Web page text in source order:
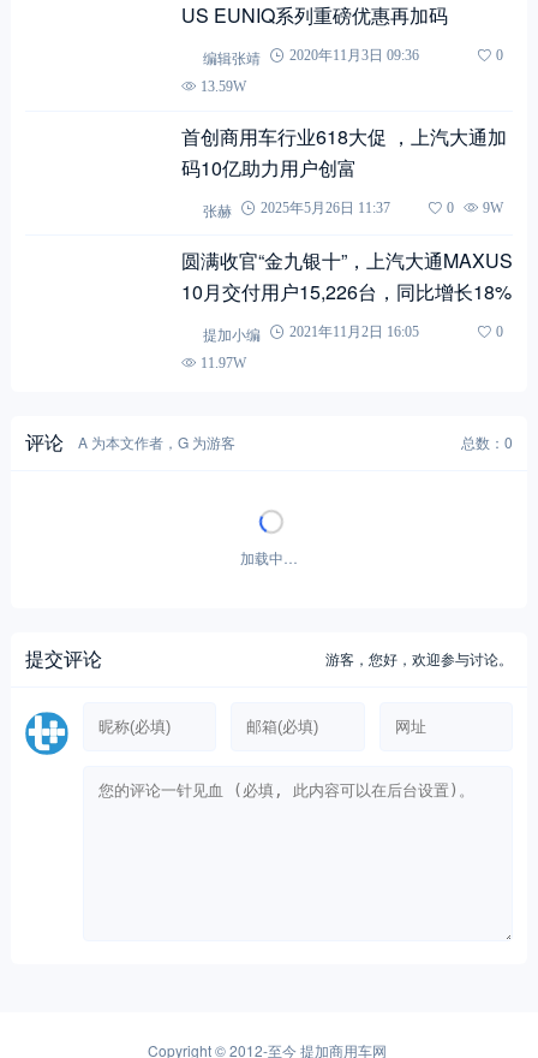
US EUNIQ系列重磅优惠再加码
编辑张靖 2020年11月3日 09:36
0
13.59W
首创商用车行业618大促 ，上汽大通加
码10亿助力用户创富
张赫 2025年5月26日 11:37 0 9W
圆满收官“金九银十”，上汽大通MAXUS
10月交付用户15,226台，同比增长18%
提加小编 2021年11月2日 16:05
0
11.97W
评论 A 为本文作者，G 为游客 总数：0
加载中…
提交评论 游客，您好，欢迎参与讨论。
Copyright © 2012-至今提加商用车网